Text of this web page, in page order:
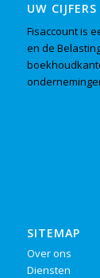
UW
Fisaccount is
en de
SITEMAP
Over ons
Diensten